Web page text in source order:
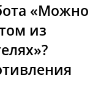
«Можно
из